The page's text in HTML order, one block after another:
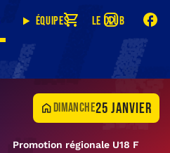
Équipes Le club
dimanche25 janvier
Promotion régionale U18 F